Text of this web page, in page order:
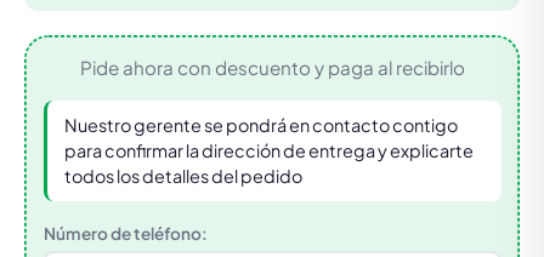
Pide ahora con descuento y paga al recibirlo
Nuestro gerente se pondrá en contacto contigo
para confirmar la dirección de entrega y explicarte
todos los detalles del pedido
Número de teléfono: